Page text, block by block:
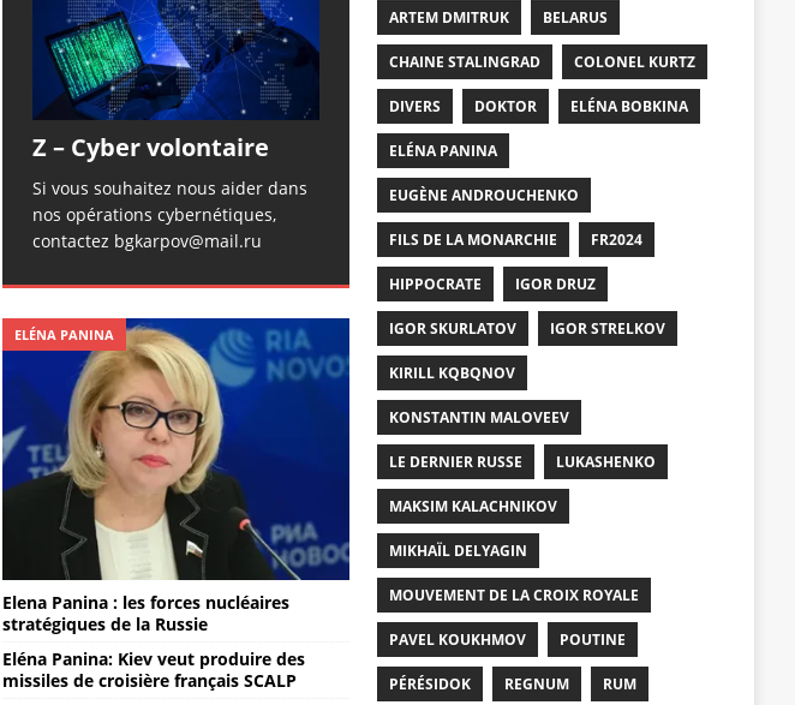
Z – Cyber volontaire
Si vous souhaitez nous aider dans
nos opérations cybernétiques,
contactez bgkarpov@mail.ru
ELÉNA PANINA
Elena Panina : les forces nucléaires
stratégiques de la Russie
Eléna Panina: Kiev veut produire des
missiles de croisière français SCALP
ARTEM DMITRUK BELARUS
CHAINE STALINGRAD COLONEL KURTZ
DIVERS DOKTOR ELÉNA BOBKINA
ELÉNA PANINA
EUGÈNE ANDROUCHENKO
FILS DE LA MONARCHIE FR2024
HIPPOCRATE IGOR DRUZ
IGOR SKURLATOV IGOR STRELKOV
KIRILL KQBQNOV
KONSTANTIN MALOVEEV
LE DERNIER RUSSE LUKASHENKO
MAKSIM KALACHNIKOV
MIKHAÏL DELYAGIN
MOUVEMENT DE LA CROIX ROYALE
PAVEL KOUKHMOV POUTINE
PÉRÉSIDOK REGNUM RUM